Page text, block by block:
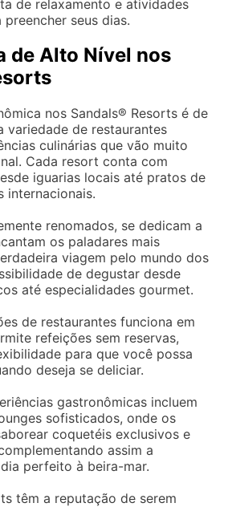
de relaxamento e atividades
seus dias.
de Alto Nível nos
nos Sandals® Resorts é de
variedade de restaurantes
culinárias que vão muito
Cada resort conta com
iguarias locais até pratos de
internacionais.
renomados, se dedicam a
os paladares mais
viagem pelo mundo dos
de degustar desde
até especialidades gourmet.
de restaurantes funciona em
refeições sem reservas,
para que você possa
deseja se deliciar.
gastronômicas incluem
sofisticados, onde os
coquetéis exclusivos e
assim a
perfeito à beira-mar.
têm a reputação de serem